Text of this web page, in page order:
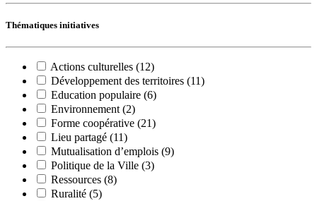
Thématiques initiatives
Actions culturelles (12)
Développement des territoires (11)
Education populaire (6)
Environnement (2)
Forme coopérative (21)
Lieu partagé (11)
Mutualisation d’emplois (9)
Politique de la Ville (3)
Ressources (8)
Ruralité (5)